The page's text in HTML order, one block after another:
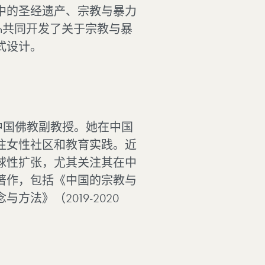
圣经遗产、宗教与暴力
同开发了关于宗教与暴
计。
国佛教副教授。她在中国
女性社区和教育实践。近
扩张，尤其关注其在中
，包括《中国的宗教与
方法》（2019-2020